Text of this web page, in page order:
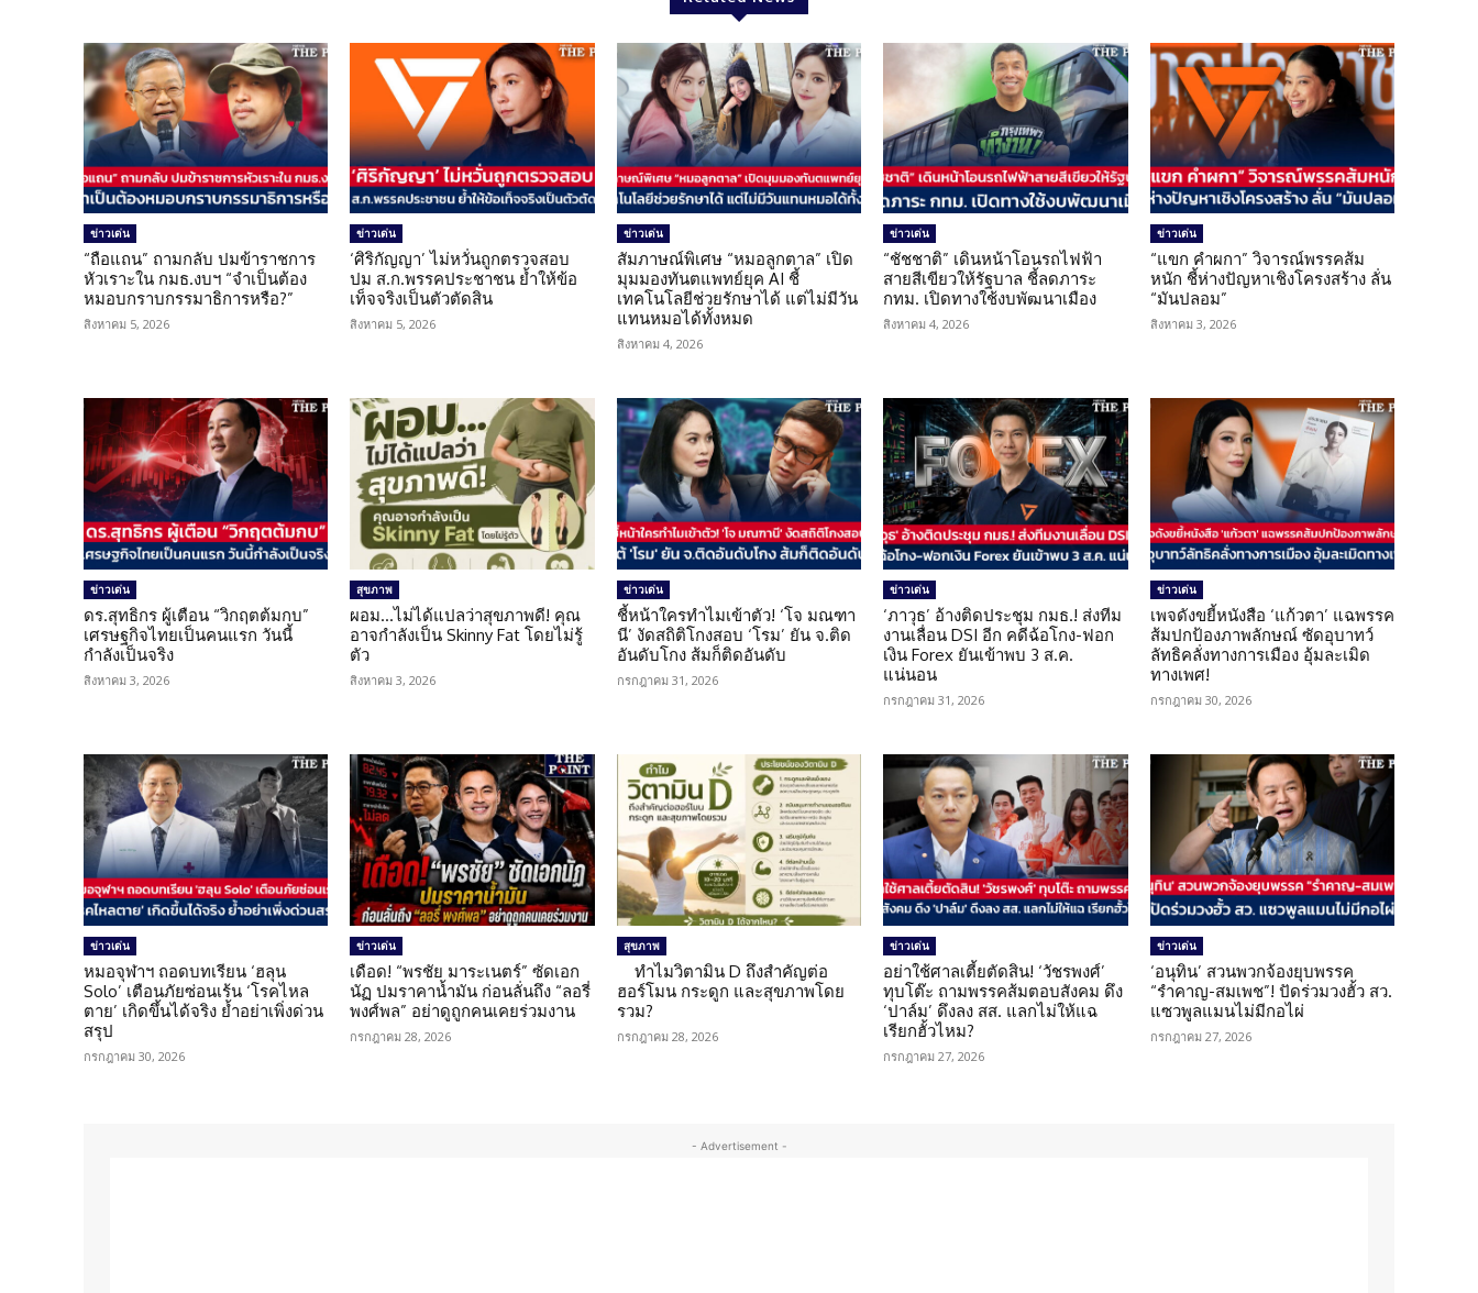
ข่าวเด่น
“ถือแถน” ถามกลับ ปมข้าราชการ
หัวเราะใน กมธ.งบฯ “จำเป็นต้อง
หมอบกราบกรรมาธิการหรือ?”
สิงหาคม 5, 2026
ข่าวเด่น
‘ศิริกัญญา’ ไม่หวั่นถูกตรวจสอบ
ปม ส.ก.พรรคประชาชน ย้ำให้ข้อ
เท็จจริงเป็นตัวตัดสิน
สิงหาคม 5, 2026
ข่าวเด่น
สัมภาษณ์พิเศษ “หมอลูกตาล” เปิด
มุมมองทันตแพทย์ยุค AI ชี้
เทคโนโลยีช่วยรักษาได้ แต่ไม่มีวัน
แทนหมอได้ทั้งหมด
สิงหาคม 4, 2026
ข่าวเด่น
“ชัชชาติ” เดินหน้าโอนรถไฟฟ้า
สายสีเขียวให้รัฐบาล ชี้ลดภาระ
กทม. เปิดทางใช้งบพัฒนาเมือง
สิงหาคม 4, 2026
ข่าวเด่น
“แขก คำผกา” วิจารณ์พรรคส้ม
หนัก ชี้ห่างปัญหาเชิงโครงสร้าง ลั่น
“มันปลอม”
สิงหาคม 3, 2026
ข่าวเด่น
ดร.สุทธิกร ผู้เตือน “วิกฤตต้มกบ”
เศรษฐกิจไทยเป็นคนแรก วันนี้
กำลังเป็นจริง
สิงหาคม 3, 2026
สุขภาพ
ผอม…ไม่ได้แปลว่าสุขภาพดี! คุณ
อาจกำลังเป็น Skinny Fat โดยไม่รู้
ตัว
สิงหาคม 3, 2026
ข่าวเด่น
ชี้หน้าใครทำไมเข้าตัว! ‘โจ มณฑา
นี’ งัดสถิติโกงสอบ ‘โรม’ ยัน จ.ติด
อันดับโกง ส้มก็ติดอันดับ
กรกฎาคม 31, 2026
ข่าวเด่น
‘ภาวุธ’ อ้างติดประชุม กมธ.! ส่งทีม
งานเลื่อน DSI อีก คดีฉ้อโกง-ฟอก
เงิน Forex ยันเข้าพบ 3 ส.ค.
แน่นอน
กรกฎาคม 31, 2026
ข่าวเด่น
เพจดังขยี้หนังสือ ‘แก้วตา’ แฉพรรค
ส้มปกป้องภาพลักษณ์ ซัดอุบาทว์
ลัทธิคลั่งทางการเมือง อุ้มละเมิด
ทางเพศ!
กรกฎาคม 30, 2026
ข่าวเด่น
หมอจุฬาฯ ถอดบทเรียน ‘ฮลุน
Solo’ เตือนภัยซ่อนเร้น ‘โรคไหล
ตาย’ เกิดขึ้นได้จริง ย้ำอย่าเพิ่งด่วน
สรุป
กรกฎาคม 30, 2026
ข่าวเด่น
เดือด! “พรชัย มาระเนตร์” ซัดเอก
นัฏ ปมราคาน้ำมัน ก่อนลั่นถึง “ลอรี่
พงศ์พล” อย่าดูถูกคนเคยร่วมงาน
กรกฎาคม 28, 2026
สุขภาพ
ทำไมวิตามิน D ถึงสำคัญต่อ
ฮอร์โมน กระดูก และสุขภาพโดย
รวม?
กรกฎาคม 28, 2026
ข่าวเด่น
อย่าใช้ศาลเตี้ยตัดสิน! ‘วัชรพงศ์’
ทุบโต๊ะ ถามพรรคส้มตอบสังคม ดึง
‘ปาล์ม’ ดึงลง สส. แลกไม่ให้แฉ
เรียกฮั้วไหม?
กรกฎาคม 27, 2026
ข่าวเด่น
‘อนุทิน’ สวนพวกจ้องยุบพรรค
“รำคาญ-สมเพช”! ปัดร่วมวงฮั้ว สว.
แซวพูลแมนไม่มีกอไผ่
กรกฎาคม 27, 2026
- Advertisement -